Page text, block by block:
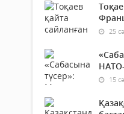
25
15